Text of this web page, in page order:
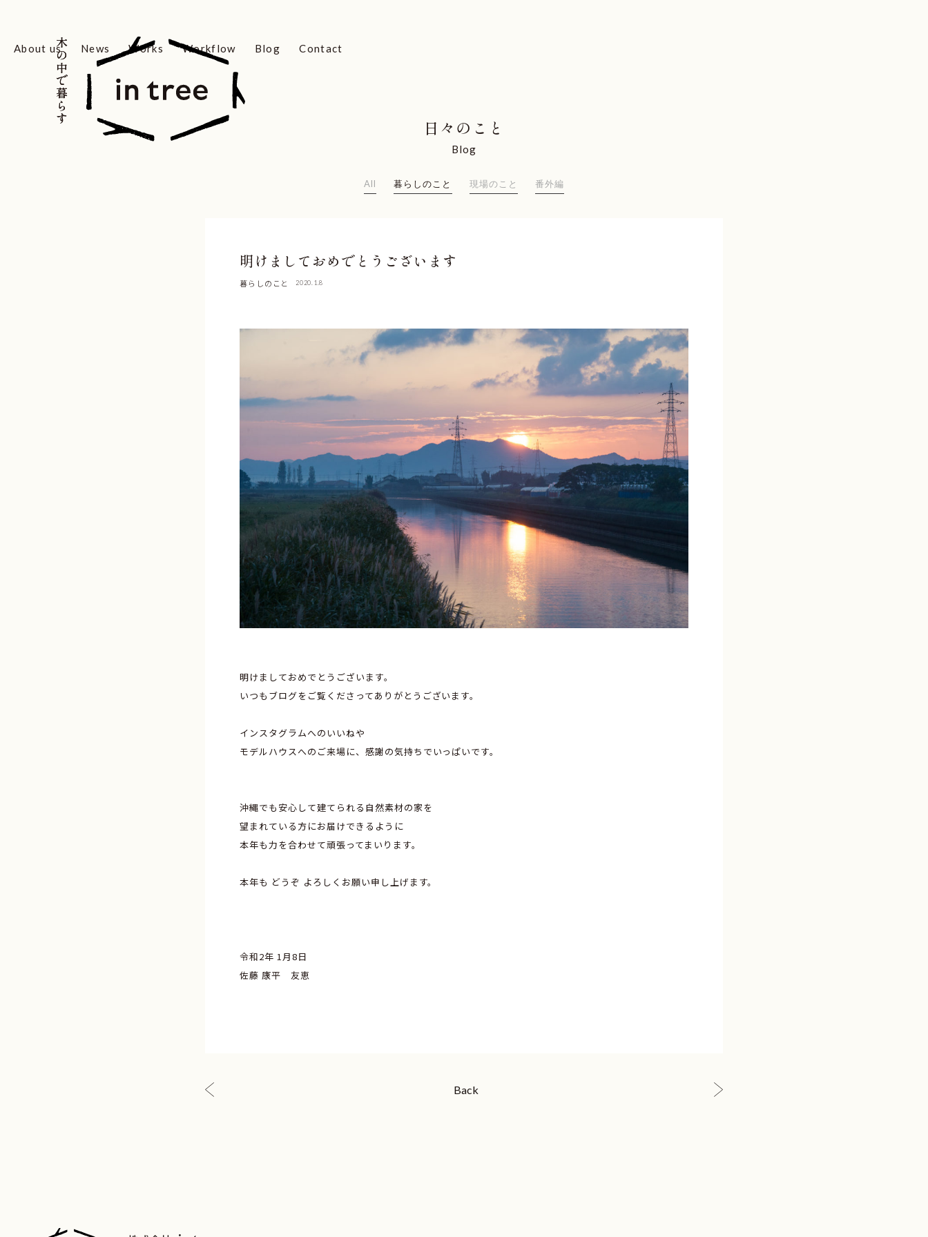
木の中で暮らす
木の中で暮らす
About us News Works Workflow Blog Contact
日々のこと
Blog
All 暮らしのこと 現場のこと 番外編
明けましておめでとうございます
暮らしのこと 2020.1.8
明けましておめでとうございます。
いつもブログをご覧くださってありがとうございます。
インスタグラムへのいいねや
モデルハウスへのご来場に、感謝の気持ちでいっぱいです。
沖縄でも安心して建てられる自然素材の家を
望まれている方にお届けできるように
本年も力を合わせて頑張ってまいります。
本年も どうぞ よろしくお願い申し上げます。
令和2年 1月8日
佐藤 康平 友恵
Back